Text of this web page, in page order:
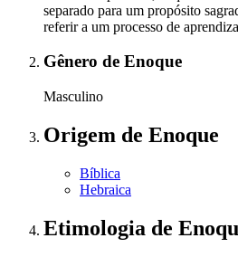
separado para um propósito
referir a um processo de
Gênero de Enoque
Masculino
Origem de Enoque
Bíblica
Hebraica
Etimologia de